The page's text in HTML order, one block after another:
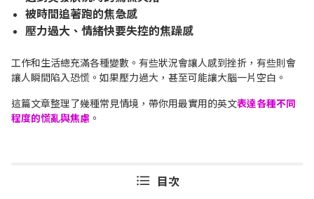
被時間追著跑的焦急感
壓力過大、情緒快要失控的焦躁感
工作和生活總充滿各種變數。有些狀況會讓人感到挫折，有些則會
讓人瞬間陷入恐慌。如果壓力過大，甚至可能讓大腦一片空白。
這篇文章整理了幾種常見情境，帶你用最實用的英文表達各種不同
程度的慌亂與焦慮 。
目次